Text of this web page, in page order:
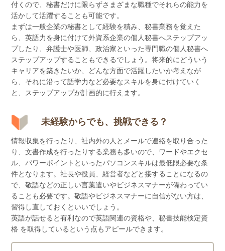
付くので、秘書だけに限らずさまざまな職種でそれらの能力を
活かして活躍することも可能です。
まずは一般企業の秘書として経験を積み、秘書業務を覚えた
ら、英語力を身に付けて外資系企業の個人秘書へステップアッ
プしたり、弁護士や医師、政治家といった専門職の個人秘書へ
ステップアップすることもできるでしょう。将来的にどういう
キャリアを築きたいか、どんな方面で活躍したいか考えなが
ら、それに沿って語学力など必要なスキルを身に付けていく
と、ステップアップが計画的に行えます。
未経験からでも、挑戦できる？
情報収集を行ったり、社内外の人とメールで連絡を取り合った
り、文書作成を行ったりする業務も多いので、ワードやエクセ
ル、パワーポイントといったパソコンスキルは最低限必要な条
件となります。社長や役員、経営者などと接することになるの
で、敬語などの正しい言葉遣いやビジネスマナーが備わってい
ることも必要です。敬語やビジネスマナーに自信がない方は、
習得し直しておくといいでしょう。
英語が話せると有利なので英語関連の資格や、秘書技能検定資
格 を取得しているという点もアピールできます。